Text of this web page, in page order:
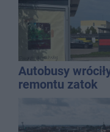
Autobusy
remontu zatok